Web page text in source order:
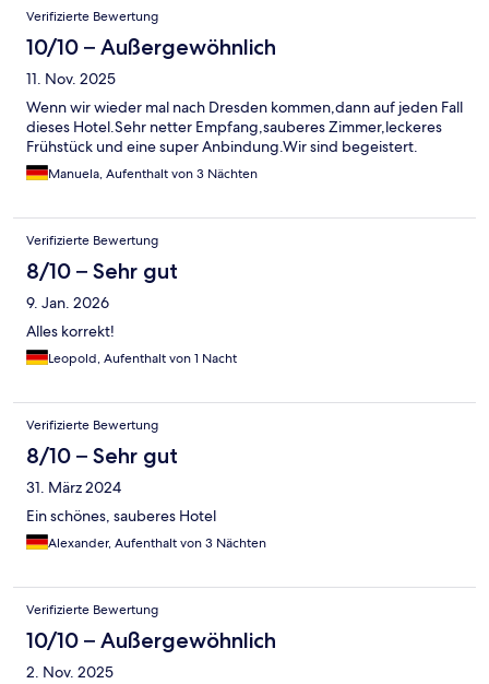
Verifizierte Bewertung
10/10 – Außergewöhnlich
11. Nov. 2025
Wenn wir wieder mal nach Dresden kommen,dann auf jeden Fall
dieses Hotel.Sehr netter Empfang,sauberes Zimmer,leckeres
Frühstück und eine super Anbindung.Wir sind begeistert.
Manuela, Aufenthalt von 3 Nächten
Verifizierte Bewertung
8/10 – Sehr gut
9. Jan. 2026
Alles korrekt!
Leopold, Aufenthalt von 1 Nacht
Verifizierte Bewertung
8/10 – Sehr gut
31. März 2024
Ein schönes, sauberes Hotel
Alexander, Aufenthalt von 3 Nächten
Verifizierte Bewertung
10/10 – Außergewöhnlich
2. Nov. 2025